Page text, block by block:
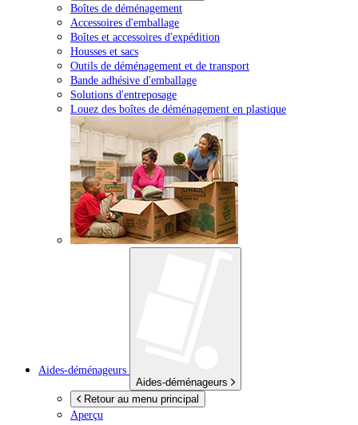
Boîtes de déménagement
Accessoires d'emballage
Boîtes et accessoires d'expédition
Housses et sacs
Outils de déménagement et de transport
Bande adhésive d'emballage
Solutions d'entreposage
Louez des boîtes de déménagement en plastique
Aides-déménageurs
Aides-déménageurs
Retour au menu principal
Aperçu